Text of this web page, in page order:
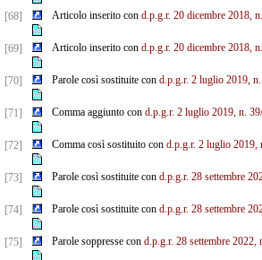
[68] Articolo inserito con d.p.g.r. 20 dicembre 2018,
[69] Articolo inserito con d.p.g.r. 20 dicembre 2018,
[70] Parole così sostituite con d.p.g.r. 2 luglio 2019,
[71] Comma aggiunto con d.p.g.r. 2 luglio 2019, n.
[72] Comma così sostituito con d.p.g.r. 2 luglio 2019,
[73] Parole così sostituite con d.p.g.r. 28 settembre
[74] Parole così sostituite con d.p.g.r. 28 settembre
[75] Parole soppresse con d.p.g.r. 28 settembre 2022,